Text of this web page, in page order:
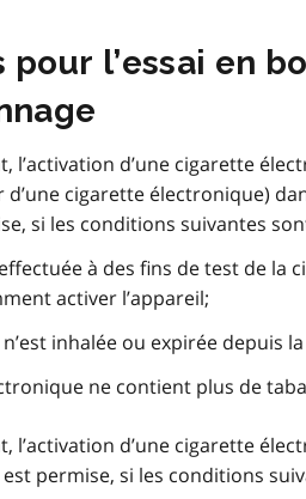
pour l’essai en
l’activation d’une cigarette
d’une cigarette électronique)
si les conditions suivantes
à des fins de test de
activer l’appareil;
inhalée ou expirée depuis
ne contient plus de
l’activation d’une cigarette
permise, si les conditions